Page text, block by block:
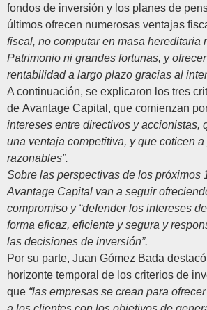
fondos de inversión y los planes de
últimos ofrecen numerosas ventajas
fiscal, no computar en masa hereditaria
Patrimonio ni grandes fortunas, y
rentabilidad a largo plazo gracias al
A continuación, se explicaron los tres
de Avantage Capital , que comienzan
intereses entre directivos y accionistas,
una ventaja competitiva, y que coticen
razonables”.
Sobre las perspectivas de los próximos
Avantage Capital van a seguir
compromiso y “defender los intereses
forma eficaz, eficiente y segura y
las decisiones de inversión”.
Por su parte, Juan Gómez Bada
horizonte temporal de los criterios de
que “las empresas se crean para